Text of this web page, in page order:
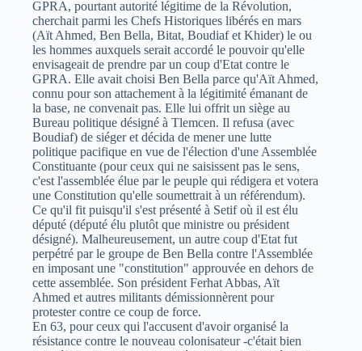
GPRA, pourtant autorité légitime de la Révolution,
cherchait parmi les Chefs Historiques libérés en mars
(Aït Ahmed, Ben Bella, Bitat, Boudiaf et Khider) le ou
les hommes auxquels serait accordé le pouvoir qu'elle
envisageait de prendre par un coup d'Etat contre le
GPRA. Elle avait choisi Ben Bella parce qu'Aït Ahmed,
connu pour son attachement à la légitimité émanant de
la base, ne convenait pas. Elle lui offrit un siège au
Bureau politique désigné à Tlemcen. Il refusa (avec
Boudiaf) de siéger et décida de mener une lutte
politique pacifique en vue de l'élection d'une Assemblée
Constituante (pour ceux qui ne saisissent pas le sens,
c'est l'assemblée élue par le peuple qui rédigera et votera
une Constitution qu'elle soumettrait à un référendum).
Ce qu'il fit puisqu'il s'est présenté à Setif où il est élu
député (député élu plutôt que ministre ou président
désigné). Malheureusement, un autre coup d'Etat fut
perpétré par le groupe de Ben Bella contre l'Assemblée
en imposant une "constitution" approuvée en dehors de
cette assemblée. Son président Ferhat Abbas, Aït
Ahmed et autres militants démissionnèrent pour
protester contre ce coup de force.
En 63, pour ceux qui l'accusent d'avoir organisé la
résistance contre le nouveau colonisateur -c'était bien